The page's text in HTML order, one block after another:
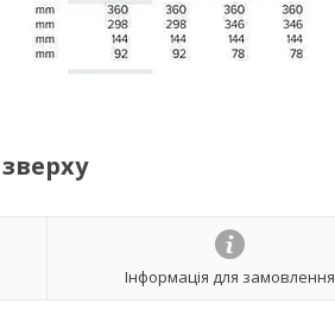
Інформація для замовлення